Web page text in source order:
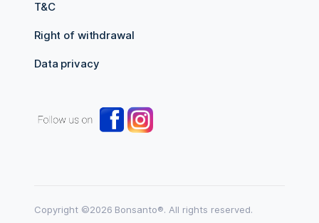
T&C
Right of withdrawal
Data privacy
Copyright ©2026 Bonsanto®. All rights reserved.